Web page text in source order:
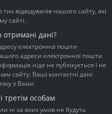
відвідувачів нашого сайту, які
сайті.
дані?
електронної пошти
адреси електронної пошти
ніде не публікується і не
сайту. Ваші контактні дані
з Вами.
третім особам
ні за яких умов не будуть